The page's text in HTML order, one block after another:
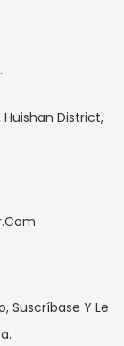
Huishan District,
Suscríbase Y Le